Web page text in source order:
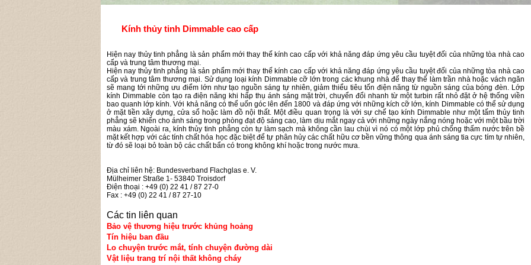
Kính thủy tinh Dimmable cao cấp
Hiện nay thủy tinh phẳng là sản phẩm mới thay thế kính cao cấp với khả năng đáp ứng yêu cầu tuyệt đối của những tòa nhà cao
cấp và trung tâm thương mại.
Hiện nay thủy tinh phẳng là sản phẩm mới thay thế kính cao cấp với khả năng đáp ứng yêu cầu tuyệt đối của những tòa nhà cao
cấp và trung tâm thương mại. Sử dụng loại kính Dimmable cỡ lớn trong các khung nhà để thay thế làm trần nhà hoặc vách ngăn
sẽ mang tới những ưu điểm lớn như tạo nguồn sáng tự nhiên, giảm thiểu tiêu tốn điện năng từ nguồn sáng của bóng đèn. Lớp
kính Dimmable còn tạo ra điện năng khi hấp thụ ánh sáng mặt trời, chuyển đổi nhanh từ một turbin rất nhỏ đặt ở hệ thống viền
bao quanh lớp kính. Với khả năng có thể uốn góc lên đến 1800 và đáp ứng với những kích cỡ lớn, kính Dimmable có thể sử dụng
ở mặt tiền xây dựng, cửa sổ hoặc làm đồ nội thất. Một điều quan trọng là với sự chế tạo kính Dimmable như một tấm thủy tinh
phẳng sẽ khiến cho ánh sáng trong phòng đạt độ sáng cao, làm dịu mắt ngay cả với những ngày nắng nóng hoặc với một bầu trời
màu xám. Ngoài ra, kính thủy tinh phẳng còn tự làm sạch mà không cần lau chùi vì nó có một lớp phủ chống thấm nước trên bề
mặt kết hợp với các tính chất hóa học đặc biệt để tự phân hủy các chất hữu cơ bền vững thông qua ánh sáng tia cực tím tự nhiên,
từ đó sẽ loại bỏ toàn bộ các chất bẩn có trong không khí hoặc trong nước mưa.
Địa chỉ liên hệ: Bundesverband Flachglas e. V.
Mülheimer Straße 1- 53840 Troisdorf
Điện thoại : +49 (0) 22 41 / 87 27-0
Fax : +49 (0) 22 41 / 87 27-10
Các tin liên quan
Bảo vệ thương hiệu trước khủng hoảng
Tín hiệu ban đầu
Lo chuyện trước mắt, tính chuyện đường dài
Vật liệu trang trí nội thất không cháy